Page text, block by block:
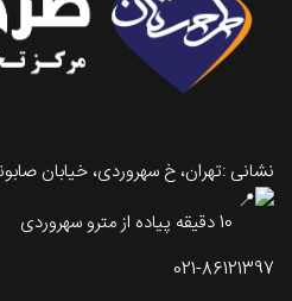
نشانی :تهران، خ سهروردی، خیابان صابونچی،
021-86121397